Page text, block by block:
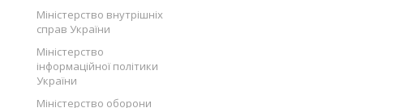
Міністерство внутрішніх
справ України
Міністерство
інформаційної політики
України
Міністерство оборони